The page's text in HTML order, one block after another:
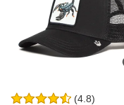
(4.8)